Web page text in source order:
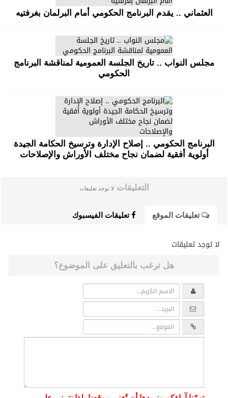
العثماني .. يقدم البرنامج الحكومي أمام البرلمان بغرفتيه
مجلس النواب .. تاريخ الجلسة العمومية لمناقشة البرنامج
الحكومي
البرنامج الحكومي .. إصلاح الإدارة وترسيخ الحكامة الجيدة
أولوية أفقية لضمان نجاح مختلف الأوراش والإصلاحات
التعليقات لا توجد تعليقات
تعليقات الموقع تعليقات الفيسبوك
لا توجد تعليقات
هل ترغب بالتعليق على الموضوع؟